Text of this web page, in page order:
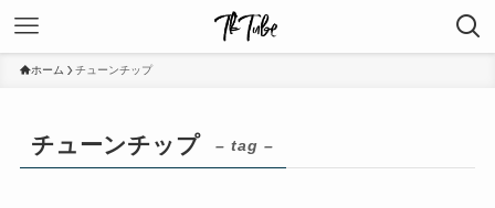
ホーム チューンチップ
チューンチップ – tag –